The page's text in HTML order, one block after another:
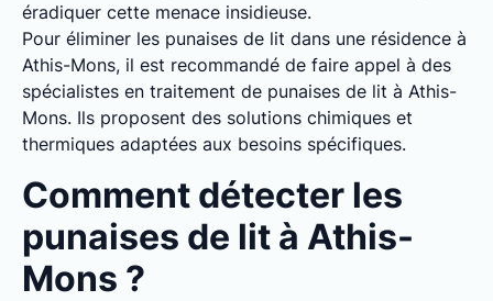
éradiquer cette menace insidieuse.
Pour éliminer les punaises de lit dans une résidence à
Athis-Mons, il est recommandé de faire appel à des
spécialistes en traitement de punaises de lit à Athis-
Mons. Ils proposent des solutions chimiques et
thermiques adaptées aux besoins spécifiques.
Comment détecter les
punaises de lit à Athis-
Mons ?